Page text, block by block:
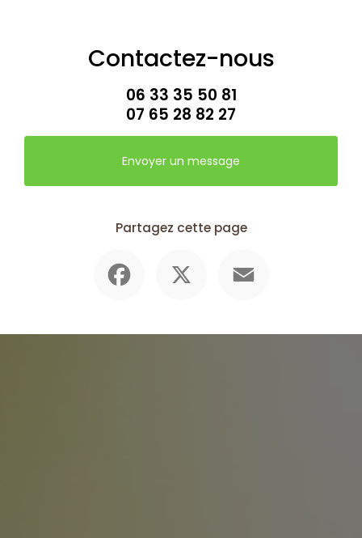
Contactez-nous
06 33 35 50 81
07 65 28 82 27
Envoyer un message
Partagez cette page